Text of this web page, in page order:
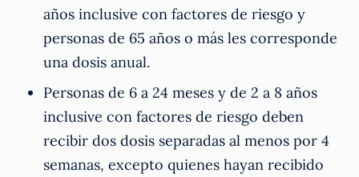
años inclusive con factores de riesgo y
personas de 65 años o más les corresponde
una dosis anual.
Personas de 6 a 24 meses y de 2 a 8 años
inclusive con factores de riesgo deben
recibir dos dosis separadas al menos por 4
semanas, excepto quienes hayan recibido